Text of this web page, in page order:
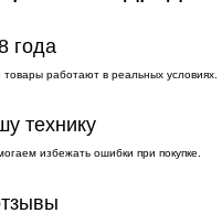
года
работают в реальных условиях.
технику
избежать ошибки при покупке.